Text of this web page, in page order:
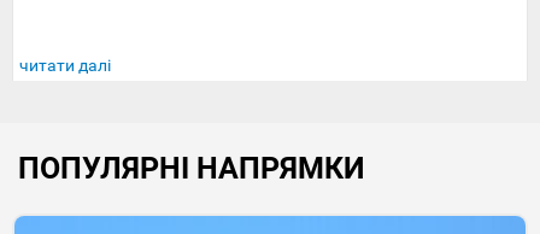
читати далі
ПОПУЛЯРНІ НАПРЯМКИ